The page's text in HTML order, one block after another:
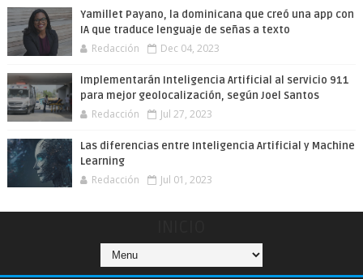
Yamillet Payano, la dominicana que creó una app con
IA que traduce lenguaje de señas a texto
Redacción Dec 04, 2023
Implementarán Inteligencia Artificial al servicio 911
para mejor geolocalización, según Joel Santos
Redacción Jul 27, 2023
Las diferencias entre Inteligencia Artificial y Machine
Learning
Redacción Jul 01, 2023